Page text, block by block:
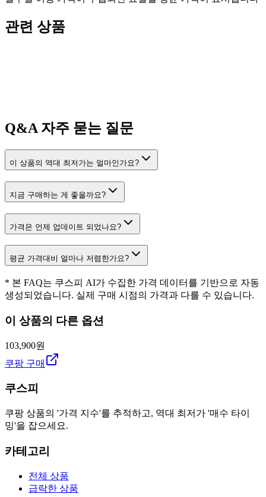
관련 상품
Q&A자주 묻는 질문
이 상품의 역대 최저가는 얼마인가요?
지금 구매하는 게 좋을까요?
가격은 언제 업데이트 되었나요?
평균 가격대비 얼마나 저렴한가요?
* 본 FAQ는 쿠스피 AI가 수집한 가격 데이터를 기반으로 자동
생성되었습니다. 실제 구매 시점의 가격과 다를 수 있습니다.
이 상품의 다른 옵션
103,900원
쿠팡 구매
쿠스피
쿠팡 상품의 '가격 지수'를 추적하고, 역대 최저가 '매수 타이
밍'을 잡으세요.
카테고리
전체 상품
급락한 상품